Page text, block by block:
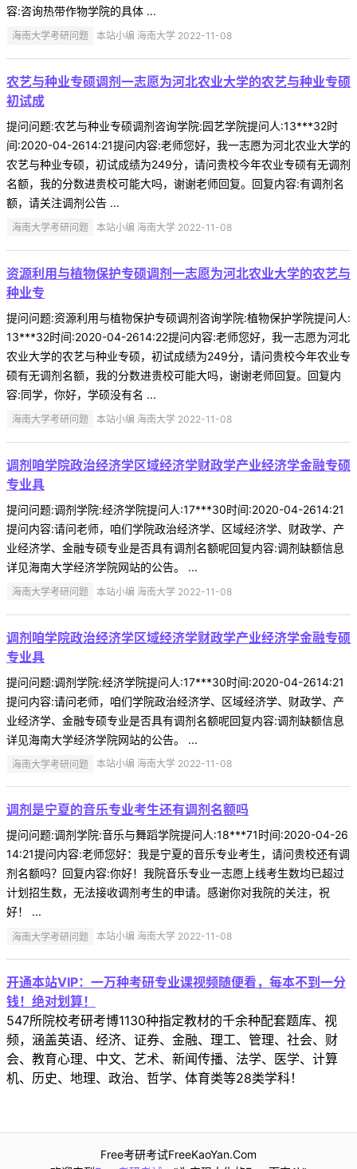
容:咨询热带作物学院的具体 ...
海南大学考研问题 本站小编 海南大学 2022-11-08
农艺与种业专硕调剂一志愿为河北农业大学的农艺与种业专硕
初试成
提问问题:农艺与种业专硕调剂咨询学院:园艺学院提问人:13***32时
间:2020-04-2614:21提问内容:老师您好，我一志愿为河北农业大学的
农艺与种业专硕，初试成绩为249分，请问贵校今年农业专硕有无调剂
名额，我的分数进贵校可能大吗，谢谢老师回复。回复内容:有调剂名
额，请关注调剂公告 ...
海南大学考研问题 本站小编 海南大学 2022-11-08
资源利用与植物保护专硕调剂一志愿为河北农业大学的农艺与
种业专
提问问题:资源利用与植物保护专硕调剂咨询学院:植物保护学院提问人:
13***32时间:2020-04-2614:22提问内容:老师您好，我一志愿为河北
农业大学的农艺与种业专硕，初试成绩为249分，请问贵校今年农业专
硕有无调剂名额，我的分数进贵校可能大吗，谢谢老师回复。回复内
容:同学，你好，学硕没有名 ...
海南大学考研问题 本站小编 海南大学 2022-11-08
调剂咱学院政治经济学区域经济学财政学产业经济学金融专硕
专业具
提问问题:调剂学院:经济学院提问人:17***30时间:2020-04-2614:21
提问内容:请问老师，咱们学院政治经济学、区域经济学、财政学、产
业经济学、金融专硕专业是否具有调剂名额呢回复内容:调剂缺额信息
详见海南大学经济学院网站的公告。 ...
海南大学考研问题 本站小编 海南大学 2022-11-08
调剂咱学院政治经济学区域经济学财政学产业经济学金融专硕
专业具
提问问题:调剂学院:经济学院提问人:17***30时间:2020-04-2614:21
提问内容:请问老师，咱们学院政治经济学、区域经济学、财政学、产
业经济学、金融专硕专业是否具有调剂名额呢回复内容:调剂缺额信息
详见海南大学经济学院网站的公告。 ...
海南大学考研问题 本站小编 海南大学 2022-11-08
调剂是宁夏的音乐专业考生还有调剂名额吗
提问问题:调剂学院:音乐与舞蹈学院提问人:18***71时间:2020-04-26
14:21提问内容:老师您好：我是宁夏的音乐专业考生，请问贵校还有调
剂名额吗？回复内容:你好！我院音乐专业一志愿上线考生数均已超过
计划招生数，无法接收调剂考生的申请。感谢你对我院的关注，祝
好！ ...
海南大学考研问题 本站小编 海南大学 2022-11-08
开通本站VIP：一万种考研专业课视频随便看，每本不到一分
钱！绝对划算！
547所院校考研考博1130种指定教材的千余种配套题库、视
频，涵盖英语、经济、证券、金融、理工、管理、社会、财
会、教育心理、中文、艺术、新闻传播、法学、医学、计算
机、历史、地理、政治、哲学、体育类等28类学科！
Free考研考试FreeKaoYan.Com